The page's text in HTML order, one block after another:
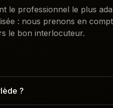
le professionnel le plus
: nous prenons en
le bon interlocuteur.
?